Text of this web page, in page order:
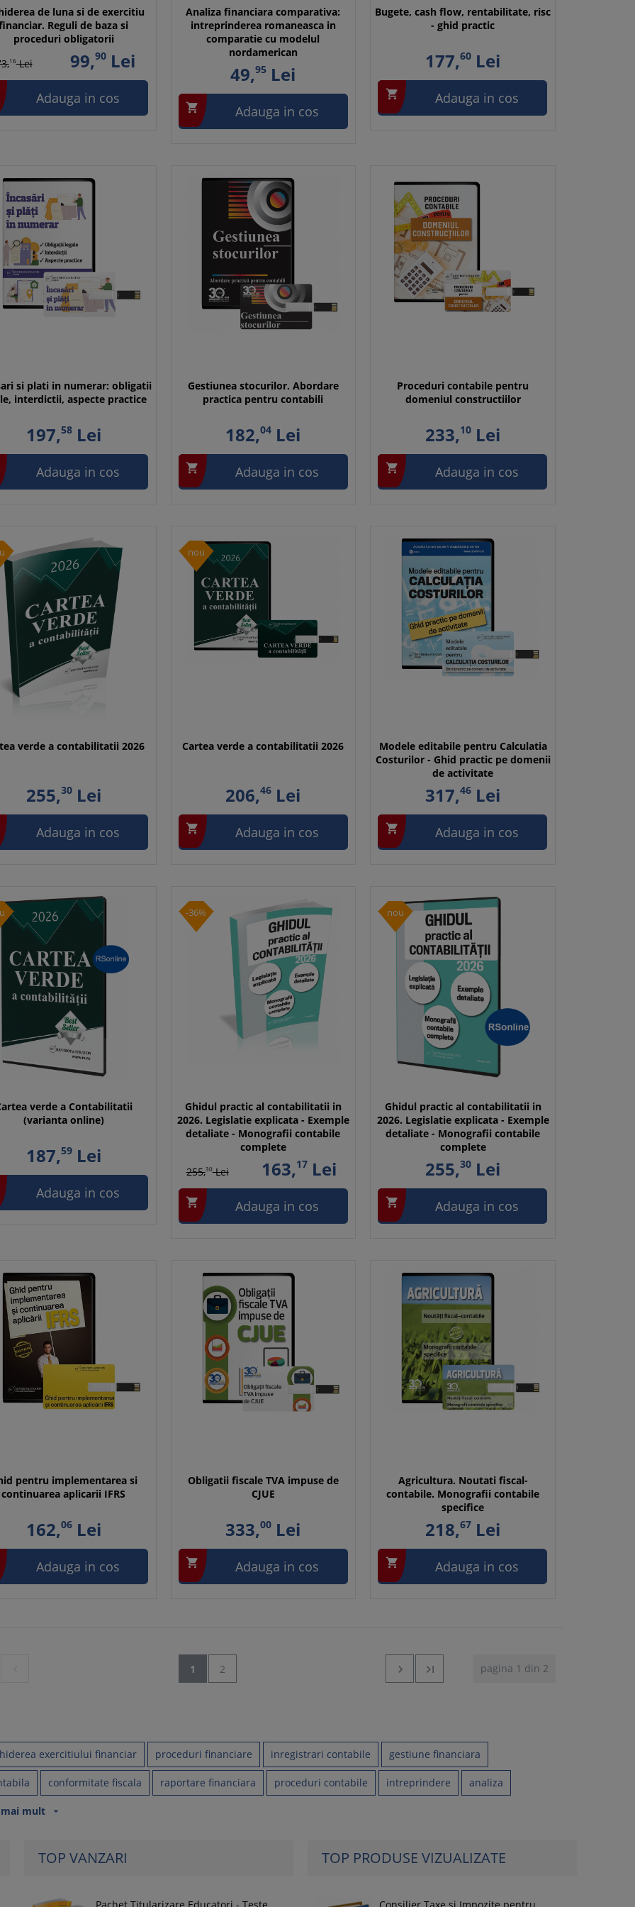
de luna si de exercitiu
Reguli de baza si
proceduri obligatorii
16Lei 99,90 Lei
Adauga in cos
Analiza financiara comparativa:
intreprinderea romaneasca in
comparatie cu modelul
nordamerican
49,95 Lei
 Adauga in cos
Bugete, cash flow, rentabilitate, risc
- ghid practic
177,60Lei
 Adauga in cos
si plati in numerar: obligatii
interdictii, aspecte practice
197,58Lei
Adauga in cos
Gestiunea stocurilor. Abordare
practica pentru contabili
182,04 Lei
 Adauga in cos
Proceduri contabile pentru
domeniul constructiilor
233,10Lei
 Adauga in cos
verde a contabilitatii 2026
255,30Lei
Adauga in cos
nou
Cartea verde a contabilitatii 2026
206,46 Lei
 Adauga in cos
Modele editabile pentru Calculatia
Costurilor - Ghid practic pe domenii
de activitate
317,46Lei
 Adauga in cos
verde a Contabilitatii
(varianta online)
187,59Lei
Adauga in cos
-36%
Ghidul practic al contabilitatii in
2026. Legislatie explicata - Exemple
detaliate - Monografii contabile
complete
255,30Lei 163,17 Lei
 Adauga in cos
nou
Ghidul practic al contabilitatii in
2026. Legislatie explicata - Exemple
detaliate - Monografii contabile
complete
255,30Lei
 Adauga in cos
pentru implementarea si
continuarea aplicarii IFRS
162,06Lei
Adauga in cos
Obligatii fiscale TVA impuse de
CJUE
333,00 Lei
 Adauga in cos
Agricultura. Noutati fiscal-
contabile. Monografii contabile
specifice
218,67Lei
 Adauga in cos
1 2 pagina 1 din 2


exercitiului financiar proceduri financiare inregistrari contabile gestiune financiara
conformitate fiscala raportare financiara proceduri contabile intreprindere analiza
mai mult arrow_drop_down
TOP VANZARI TOP PRODUSE VIZUALIZATE